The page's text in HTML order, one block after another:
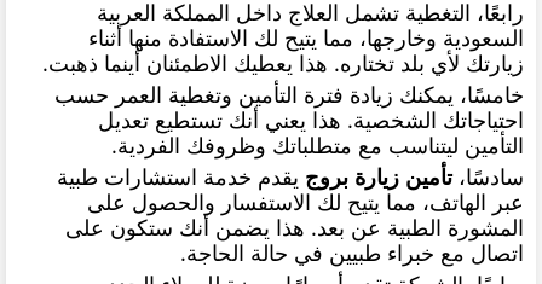
رابعًا، التغطية تشمل العلاج داخل المملكة العربية
السعودية وخارجها، مما يتيح لك الاستفادة منها أثناء
زيارتك لأي بلد تختاره. هذا يعطيك الاطمئنان أينما ذهبت.
خامسًا، يمكنك زيادة فترة التأمين وتغطية العمر حسب
احتياجاتك الشخصية. هذا يعني أنك تستطيع تعديل
التأمين ليتناسب مع متطلباتك وظروفك الفردية.
سادسًا،تأمين زيارة بروج يقدم خدمة استشارات طبية
عبر الهاتف، مما يتيح لك الاستفسار والحصول على
المشورة الطبية عن بعد. هذا يضمن أنك ستكون على
اتصال مع خبراء طبيين في حالة الحاجة.